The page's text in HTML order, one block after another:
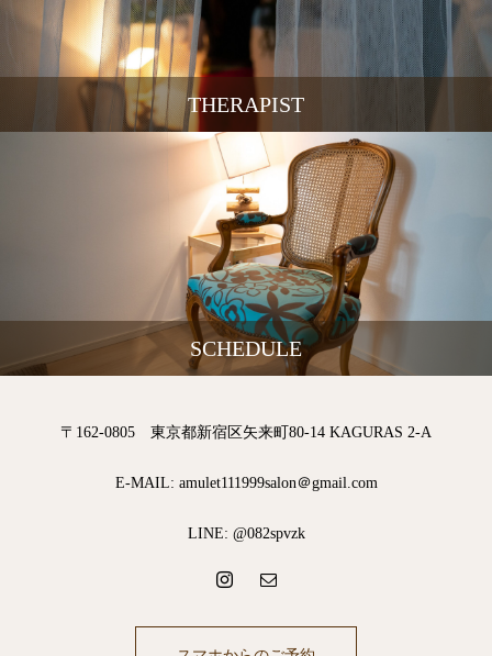
THERAPIST
SCHEDULE
〒162-0805 東京都新宿区矢来町80-14 KAGURAS 2-A
E-MAIL: amulet111999salon＠gmail.com
LINE: @082spvzk